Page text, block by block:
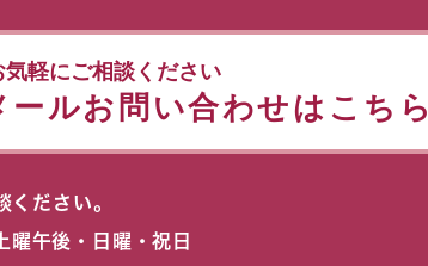
気軽にご相談ください
ールお問い合わせはこちら
ださい。
後・日曜・祝日